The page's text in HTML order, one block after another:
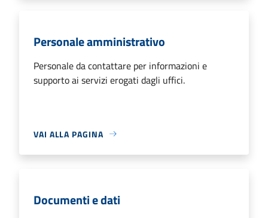
Personale amministrativo
Personale da contattare per informazioni e
supporto ai servizi erogati dagli uffici.
VAI ALLA PAGINA
Documenti e dati